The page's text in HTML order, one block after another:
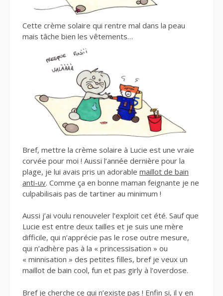
Cette crème solaire qui rentre mal dans la peau
mais tâche bien les vêtements…
Bref, mettre la crème solaire à Lucie est une vraie
corvée pour moi ! Aussi l’année dernière pour la
plage, je lui avais pris un adorable maillot de bain
anti-uv. Comme ça en bonne maman feignante je ne
culpabilisais pas de tartiner au minimum !
Aussi j’ai voulu renouveler l’exploit cet été. Sauf que
Lucie est entre deux tailles et je suis une mère
difficile, qui n’apprécie pas le rose outre mesure,
qui n’adhère pas à la « princessisation » ou
« minnisation » des petites filles, bref je veux un
maillot de bain cool, fun et pas girly à l’overdose.
Bref je cherche ce qui n’existe pas ! Enfin si, il y en